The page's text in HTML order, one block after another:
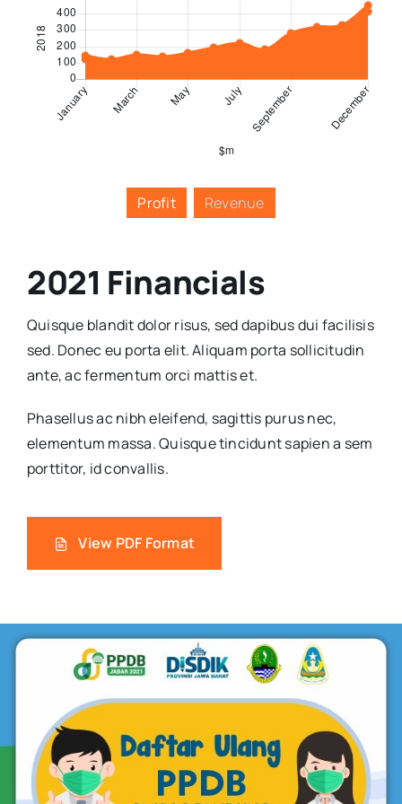
Profit Revenue
2021 Financials
Quisque blandit dolor risus, sed dapibus dui facilisis
sed. Donec eu porta elit. Aliquam porta sollicitudin
ante, ac fermentum orci mattis et.
Phasellus ac nibh eleifend, sagittis purus nec,
elementum massa.Quisque tincidunt sapien a sem
porttitor, id convallis.
View PDF Format